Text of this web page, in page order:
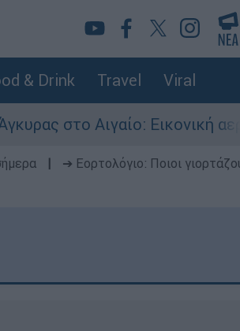
& Drink Travel Viral
Εικονική αερομαχία
➔ Εορτολόγιο: Ποιοι